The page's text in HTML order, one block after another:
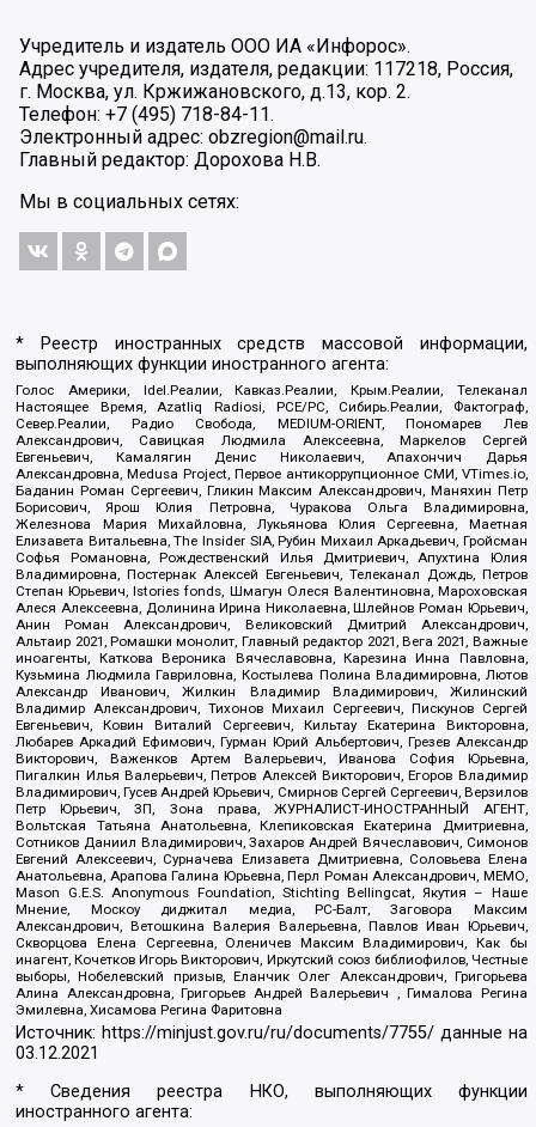
Учредитель и издатель ООО ИА «Инфорос».
Адрес учредителя, издателя, редакции: 117218, Россия,
г. Москва, ул. Кржижановского, д.13, кор. 2.
Телефон: +7 (495) 718-84-11.
Электронный адрес: obzregion@mail.ru.
Главный редактор: Дорохова Н.В.
Мы в социальных сетях:
* Реестр иностранных средств массовой информации,
выполняющих функции иностранного агента:
Голос Америки, Idel.Реалии, Кавказ.Реалии, Крым.Реалии, Телеканал
Настоящее Время, Azatliq Radiosi, PCE/PC, Сибирь.Реалии, Фактограф,
Север.Реалии, Радио Свобода, MEDIUM-ORIENT, Пономарев Лев
Александрович, Савицкая Людмила Алексеевна, Маркелов Сергей
Евгеньевич, Камалягин Денис Николаевич, Апахончич Дарья
Александровна, Medusa Project, Первое антикоррупционное СМИ, VTimes.io,
Баданин Роман Сергеевич, Гликин Максим Александрович, Маняхин Петр
Борисович, Ярош Юлия Петровна, Чуракова Ольга Владимировна,
Железнова Мария Михайловна, Лукьянова Юлия Сергеевна, Маетная
Елизавета Витальевна, The Insider SIA, Рубин Михаил Аркадьевич, Гройсман
Софья Романовна, Рождественский Илья Дмитриевич, Апухтина Юлия
Владимировна, Постернак Алексей Евгеньевич, Телеканал Дождь, Петров
Степан Юрьевич, Istories fonds, Шмагун Олеся Валентиновна, Мароховская
Алеся Алексеевна, Долинина Ирина Николаевна, Шлейнов Роман Юрьевич,
Анин Роман Александрович, Великовский Дмитрий Александрович,
Альтаир 2021, Ромашки монолит, Главный редактор 2021, Вега 2021, Важные
иноагенты, Каткова Вероника Вячеславовна, Карезина Инна Павловна,
Кузьмина Людмила Гавриловна, Костылева Полина Владимировна, Лютов
Александр Иванович, Жилкин Владимир Владимирович, Жилинский
Владимир Александрович, Тихонов Михаил Сергеевич, Пискунов Сергей
Евгеньевич, Ковин Виталий Сергеевич, Кильтау Екатерина Викторовна,
Любарев Аркадий Ефимович, Гурман Юрий Альбертович, Грезев Александр
Викторович, Важенков Артем Валерьевич, Иванова София Юрьевна,
Пигалкин Илья Валерьевич, Петров Алексей Викторович, Егоров Владимир
Владимирович, Гусев Андрей Юрьевич, Смирнов Сергей Сергеевич, Верзилов
Петр Юрьевич, ЗП, Зона права, ЖУРНАЛИСТ-ИНОСТРАННЫЙ АГЕНТ,
Вольтская Татьяна Анатольевна, Клепиковская Екатерина Дмитриевна,
Сотников Даниил Владимирович, Захаров Андрей Вячеславович, Симонов
Евгений Алексеевич, Сурначева Елизавета Дмитриевна, Соловьева Елена
Анатольевна, Арапова Галина Юрьевна, Перл Роман Александрович, МЕМО,
Mason G.E.S. Anonymous Foundation, Stichting Bellingcat, Якутия – Наше
Мнение, Москоу диджитал медиа, РС-Балт, Заговора Максим
Александрович, Ветошкина Валерия Валерьевна, Павлов Иван Юрьевич,
Скворцова Елена Сергеевна, Оленичев Максим Владимирович, Как бы
инагент, Кочетков Игорь Викторович, Иркутский союз библиофилов, Честные
выборы, Нобелевский призыв, Еланчик Олег Александрович, Григорьева
Алина Александровна, Григорьев Андрей Валерьевич , Гималова Регина
Эмилевна, Хисамова Регина Фаритовна
Источник: https://minjust.gov.ru/ru/documents/7755/ данные на
03.12.2021
* Сведения реестра НКО, выполняющих функции
иностранного агента: